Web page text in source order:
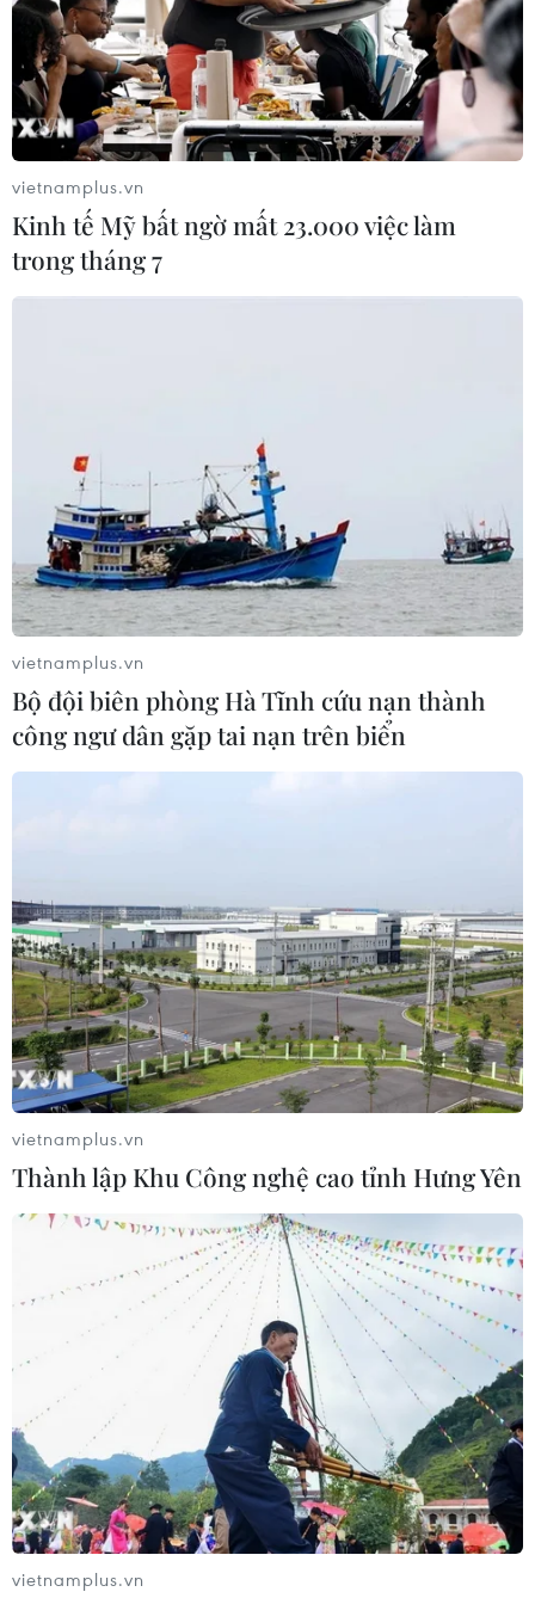
vietnamplus.vn
Kinh tế Mỹ bất ngờ mất 23.000 việc làm
trong tháng 7
vietnamplus.vn
Bộ đội biên phòng Hà Tĩnh cứu nạn thành
công ngư dân gặp tai nạn trên biển
vietnamplus.vn
Thành lập Khu Công nghệ cao tỉnh Hưng Yên
vietnamplus.vn